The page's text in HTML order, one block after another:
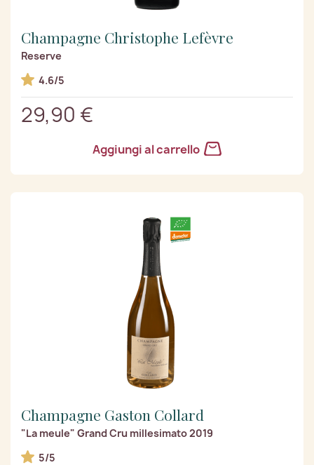
Champagne Christophe Lefèvre
Reserve
4.6/5
29,90 €
Aggiungi al carrello
Champagne Gaston Collard
"La meule" Grand Cru millesimato 2019
5/5